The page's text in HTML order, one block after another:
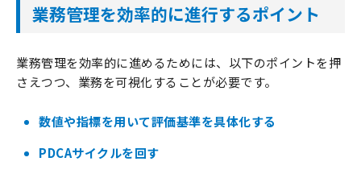
業務管理を効率的に進行するポイント
業務管理を効率的に進めるためには、以下のポイントを押
さえつつ、業務を可視化することが必要です。
数値や指標を用いて評価基準を具体化する
PDCAサイクルを回す